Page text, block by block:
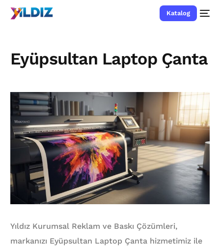
Katalog
Eyüpsultan Laptop Çanta
Yıldız Kurumsal Reklam ve Baskı Çözümleri,
markanızı Eyüpsultan Laptop Çanta hizmetimiz ile